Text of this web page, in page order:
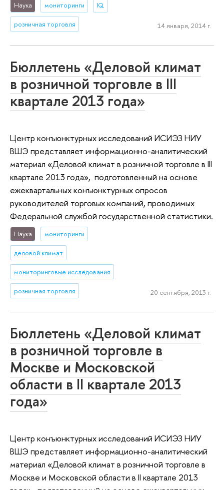
Наука мониторинги IQ
розничная торговля 14 января, 2014 г.
Бюллетень «Деловой климат
в розничной торговле в III
квартале 2013 года»
Центр конъюнктурных исследований ИСИЭЗ НИУ
ВШЭ представляет информационно-аналитический
материал «Деловой климат в розничной торговле в III
квартале 2013 года», подготовленный на основе
ежеквартальных конъюнктурных опросов
руководителей торговых компаний, проводимых
Федеральной службой государственной статистики.
Наука мониторинги
деловой климат
мониторинговые исследования
розничная торговля 20 сентября, 2013 г.
Бюллетень «Деловой климат
в розничной торговле в
Москве и Московской
области в II квартале 2013
года»
Центр конъюнктурных исследований ИСИЭЗ НИУ
ВШЭ представляет информационно-аналитический
материал «Деловой климат в розничной торговле в
Москве и Московской области в II квартале 2013